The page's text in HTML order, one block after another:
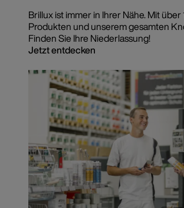
Brillux ist immer in Ihrer Nähe. Mit über
Produkten und unserem gesamten
Finden Sie Ihre Niederlassung!
Jetzt entdecken